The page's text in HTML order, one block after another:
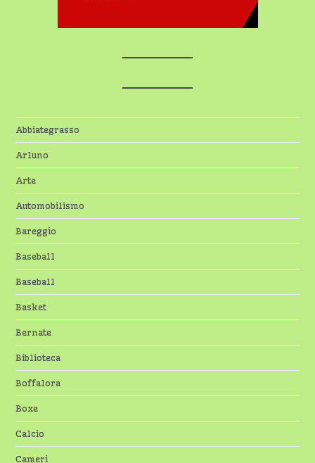
Abbiategrasso
Arluno
Arte
Automobilismo
Bareggio
Baseball
Baseball
Basket
Bernate
Biblioteca
Boffalora
Boxe
Calcio
Cameri